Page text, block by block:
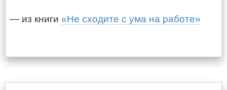
— из книги «Не сходите с ума на работе»